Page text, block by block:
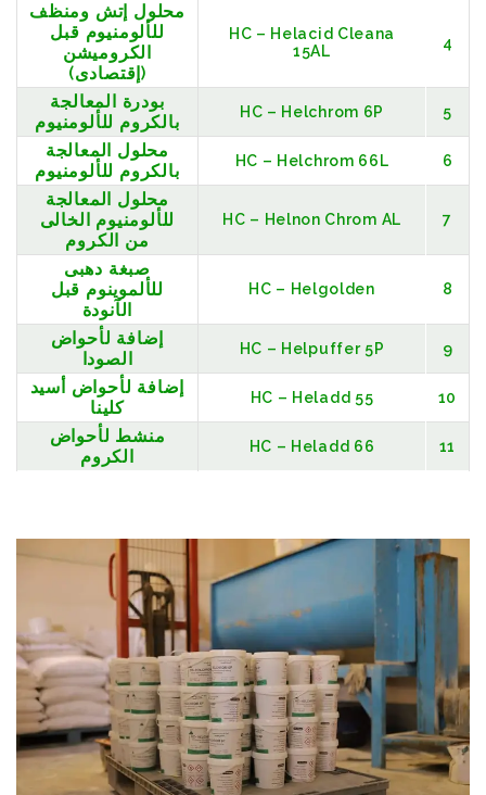
4
HC – Helacid Cleana
15AL
محلول إتش ومنظف
للألومنيوم قبل
الكروميشن
(إقتصادى)
5
HC – Helchrom 6P
بودرة المعالجة
بالكروم للألومنيوم
6
HC – Helchrom 66L
محلول المعالجة
بالكروم للألومنيوم
7
HC – Helnon Chrom AL
محلول المعالجة
للألومنيوم الخالى
من الكروم
8
HC – Helgolden
صبغة دهبى
للألموينوم قبل
الآنودة
9
HC – Helpuffer 5P
إضافة لأحواض
الصودا
10
HC – Heladd 55
إضافة لأحواض أسيد
كلينا
11
HC – Heladd 66
منشط لأحواض
الكروم